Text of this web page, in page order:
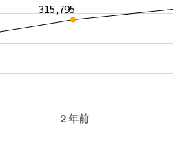
２年前
315,795